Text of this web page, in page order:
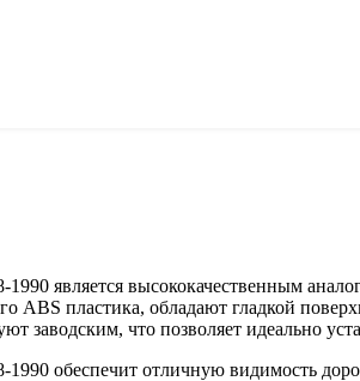
является высококачественным
ABS пластика, обладают гладкой
заводским, что позволяет идеально
обеспечит отличную видимость